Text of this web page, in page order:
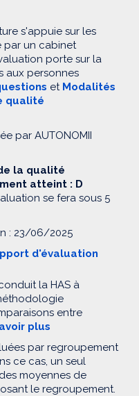
s'appuie sur les
par un cabinet
porte sur la
aux personnes
et Modalités
qualité
par AUTONOMII
la qualité
atteint : D
se fera sous 5
: 23/06/2025
d'évaluation
la HAS à
entre
plus
par regroupement
ce cas, un seul
moyennes de
le regroupement.